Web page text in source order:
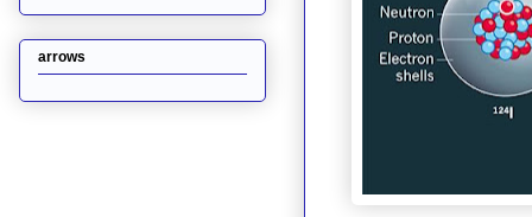
arrows